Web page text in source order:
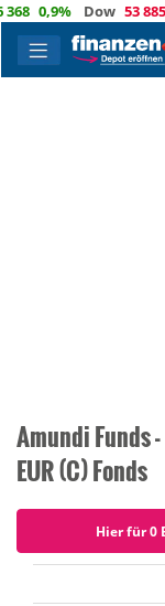
0,9% Dow 53 885
Amundi Funds
EUR (C) Fonds
Hier für 0